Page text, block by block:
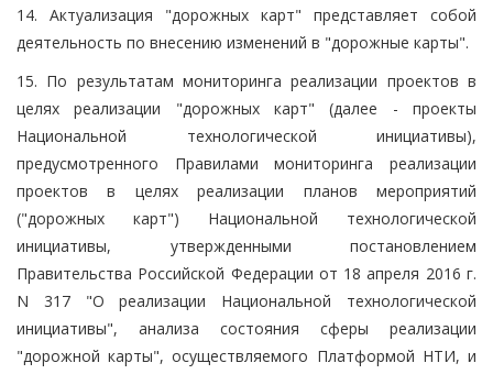
14. Актуализация "дорожных карт" представляет собой
деятельность по внесению изменений в "дорожные карты".
15. По результатам мониторинга реализации проектов в
целях реализации "дорожных карт" (далее - проекты
Национальной технологической инициативы),
предусмотренного Правилами мониторинга реализации
проектов в целях реализации планов мероприятий
("дорожных карт") Национальной технологической
инициативы, утвержденными постановлением
Правительства Российской Федерации от 18 апреля 2016 г.
N 317 "О реализации Национальной технологической
инициативы", анализа состояния сферы реализации
"дорожной карты", осуществляемого Платформой НТИ, и